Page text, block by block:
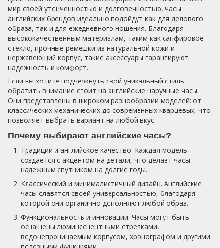
мир своей утонченностью и долговечностью, часы
английских брендов идеально подойдут как для делового
образа, так и для ежедневного ношения. Благодаря
высококачественным материалам, таким как сапфировое
стекло, прочные ремешки из натуральной кожи и
нержавеющий корпус, такие аксессуары гарантируют
надежность и комфорт.
Если вы хотите подчеркнуть свой уникальный стиль,
обратить внимание стоит на английские наручные часы.
Они представлены в широком разнообразии моделей: от
классических механических до современных кварцевых, что
позволяет выбрать вариант на любой вкус.
Почему выбирают английские часы?
Традиции и английское качество. Каждая модель
создается с акцентом на детали, что делает часы
надежным спутником на долгие годы.
Классический и минималистичный дизайн. Английские
часы славятся своей универсальностью, благодаря
которой они органично дополняют любой образ.
Функциональность и инновации. Часы могут быть
оснащены люминесцентными стрелками,
водонепроницаемым корпусом, хронографом и другими